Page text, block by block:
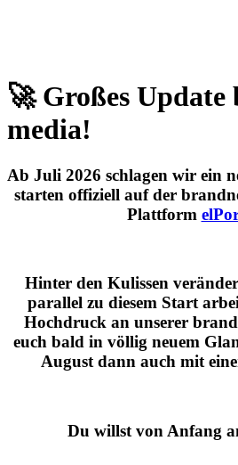
🚀 Großes Update
media!
Ab Juli 2026 schlagen wir ein
starten offiziell auf der
Plattform
Hinter den Kulissen
parallel zu diesem Start
Hochdruck an unserer
euch bald in völlig neuem
August dann auch mit
Du willst von Anfang